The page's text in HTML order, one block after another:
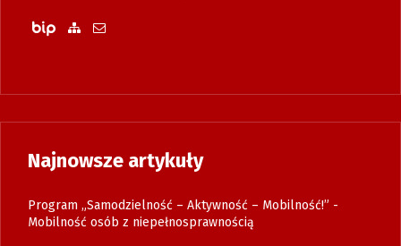
Biuletyn Informacji Publicznej
Zobacz mapę strony
Wyślij email
Najnowsze artykuły
Program „Samodzielność – Aktywność – Mobilność!” -
Mobilność osób z niepełnosprawnością